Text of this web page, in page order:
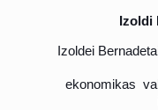
Izoldi
Izoldei
ekonomikas